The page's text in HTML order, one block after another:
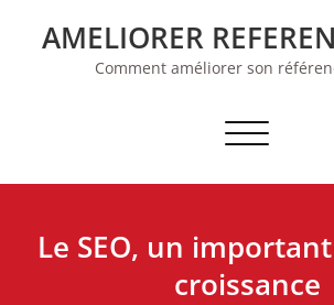
AMELIORER
Comment améliorer son
Afficher/
Le SEO, un
croissance